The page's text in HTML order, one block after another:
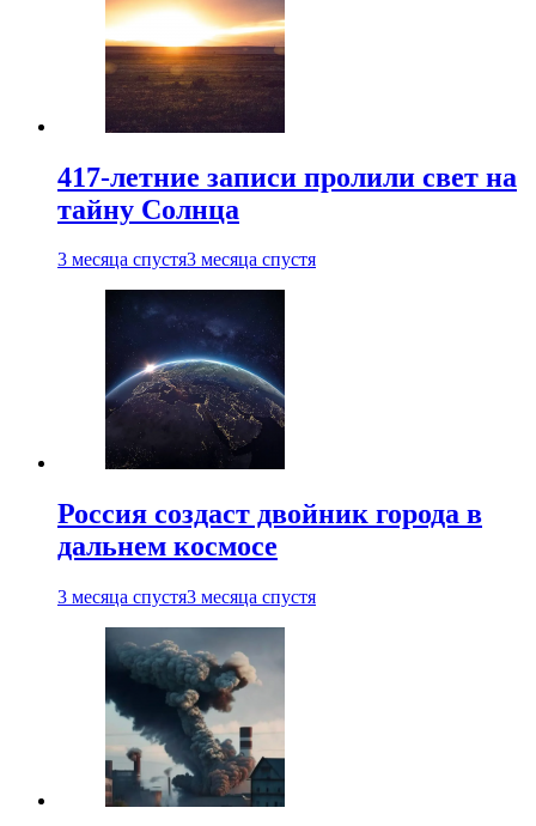
417-летние записи пролили свет на
тайну Солнца
3 месяца спустя3 месяца спустя
Россия создаст двойник города в
дальнем космосе
3 месяца спустя3 месяца спустя